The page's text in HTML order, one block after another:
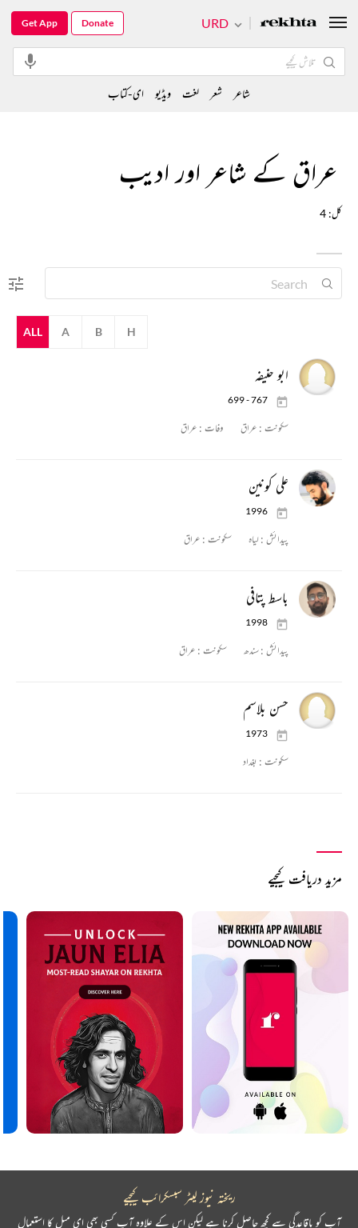
عراق کے شاعر اور ادیب
کل: 4
ALL A B H
ابو حنیفہ
699 - 767
سکونت : عراق وفات : عراق
علی کونین
1996
پیدائش : لیاہ سکونت : عراق
باسط پتافی
1998
پیدائش :سندھ سکونت : عراق
حسن بلاسم
1973
سکونت : بغداد
مزید دریافت کیجیے
URD
Get App Donate
شاعر شعر لغت ویڈیو ای-کتاب
ریختہ نیوز لیٹر سبسکرائب کیجیے
آپ کو باقاعدگی سے کچھ حاصل کرنا ہے لیکن اس کے علاوہ آپ کسی بھی ای میل کا استعمال